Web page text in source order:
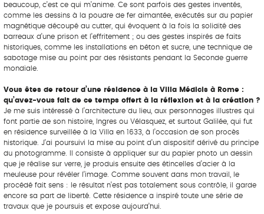
beaucoup, c’est ce qui m’anime. Ce sont parfois des gestes inventés,
comme les dessins à la poudre de fer aimantée, exécutés sur du papier
magnétique découpé au cutter, qui évoquent à la fois la solidité des
barreaux d’une prison et l’effritement ; ou des gestes inspirés de faits
historiques, comme les installations en béton et sucre, une technique de
sabotage mise au point par des résistants pendant la Seconde guerre
mondiale.
Vous êtes de retour d’une résidence à la Villa Médicis à Rome :
qu’avez-vous fait de ce temps offert à la réflexion et à la création ?
Je me suis intéressé à l’architecture du lieu, aux personnages illustres qui
font partie de son histoire, Ingres ou Vélasquez, et surtout Galilée, qui fut
en résidence surveillée à la Villa en 1633, à l’occasion de son procès
historique. J’ai poursuivi la mise au point d’un dispositif dérivé du principe
du photogramme. Il consiste à appliquer sur du papier photo un dessin
que je réalise sur verre, je produis ensuite des étincelles d’acier à la
meuleuse pour révéler l’image. Comme souvent dans mon travail, le
procédé fait sens : le résultat n’est pas totalement sous contrôle, il garde
encore sa part de liberté. Cette résidence a inspiré toute une série de
travaux que je poursuis et expose aujourd’hui.